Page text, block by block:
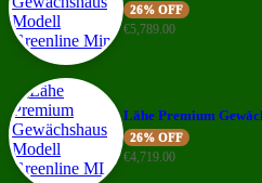
26% OFF
€5,789.00
Lähe Premium
26% OFF
€4,719.00